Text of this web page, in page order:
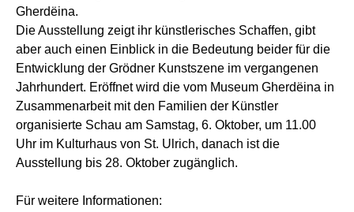
Gherdëina.
Die Ausstellung zeigt ihr künstlerisches Schaffen, gibt
aber auch einen Einblick in die Bedeutung beider für die
Entwicklung der Grödner Kunstszene im vergangenen
Jahrhundert. Eröffnet wird die vom Museum Gherdëina in
Zusammenarbeit mit den Familien der Künstler
organisierte Schau am Samstag, 6. Oktober, um 11.00
Uhr im Kulturhaus von St. Ulrich, danach ist die
Ausstellung bis 28. Oktober zugänglich.
Für weitere Informationen: